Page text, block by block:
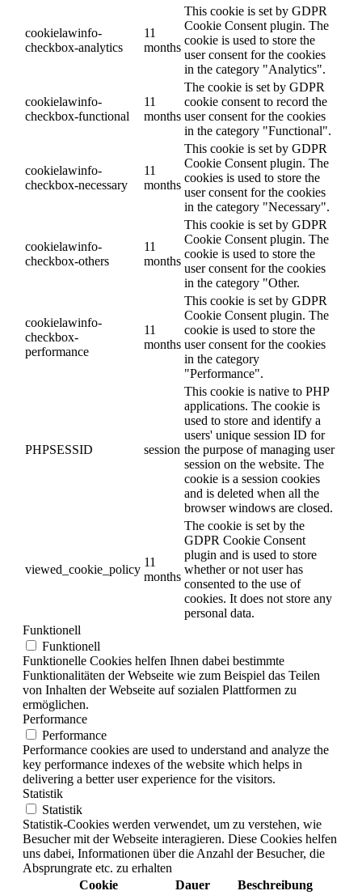
cookielawinfo-
checkbox-analytics
11
months
This cookie is set by GDPR
Cookie Consent plugin. The
cookie is used to store the
user consent for the cookies
in the category "Analytics".
cookielawinfo-
checkbox-functional
11
months
The cookie is set by GDPR
cookie consent to record the
user consent for the cookies
in the category "Functional".
cookielawinfo-
checkbox-necessary
11
months
This cookie is set by GDPR
Cookie Consent plugin. The
cookies is used to store the
user consent for the cookies
in the category "Necessary".
cookielawinfo-
checkbox-others
11
months
This cookie is set by GDPR
Cookie Consent plugin. The
cookie is used to store the
user consent for the cookies
in the category "Other.
cookielawinfo-
checkbox-
performance
11
months
This cookie is set by GDPR
Cookie Consent plugin. The
cookie is used to store the
user consent for the cookies
in the category
"Performance".
PHPSESSID session
This cookie is native to PHP
applications. The cookie is
used to store and identify a
users' unique session ID for
the purpose of managing user
session on the website. The
cookie is a session cookies
and is deleted when all the
browser windows are closed.
viewed_cookie_policy
11
months
The cookie is set by the
GDPR Cookie Consent
plugin and is used to store
whether or not user has
consented to the use of
cookies. It does not store any
personal data.
Funktionell
Funktionell
Funktionelle Cookies helfen Ihnen dabei bestimmte
Funktionalitäten der Webseite wie zum Beispiel das Teilen
von Inhalten der Webseite auf sozialen Plattformen zu
ermöglichen.
Performance
Performance
Performance cookies are used to understand and analyze the
key performance indexes of the website which helps in
delivering a better user experience for the visitors.
Statistik
Statistik
Statistik-Cookies werden verwendet, um zu verstehen, wie
Besucher mit der Webseite interagieren. Diese Cookies helfen
uns dabei, Informationen über die Anzahl der Besucher, die
Absprungrate etc. zu erhalten
Cookie
Dauer Beschreibung